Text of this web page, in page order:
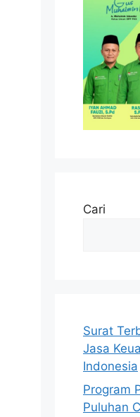
Cari
Surat
Jasa
Indonesia
Program
Puluhan